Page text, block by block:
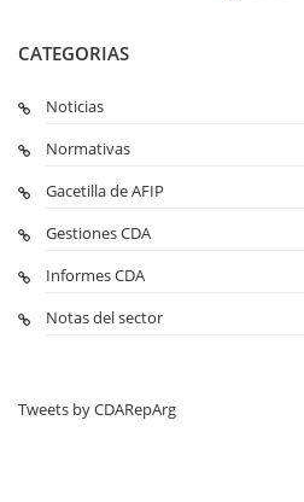
CATEGORIAS
Noticias
Normativas
Gacetilla de AFIP
Gestiones CDA
Informes CDA
Notas del sector
Tweets by CDARepArg